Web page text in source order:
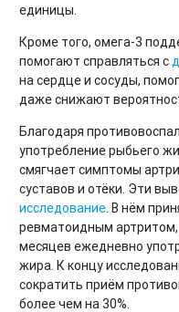
единицы.
Кроме того, омега-3
помогают справляться с
на сердце и сосуды,
даже снижают
Благодаря
употребление рыбьего
смягчает симптомы
суставов и отёки. Эти
исследование. В нём
ревматоидным
месяцев ежедневно
жира. К концу
сократить приём
более чем на 30%.